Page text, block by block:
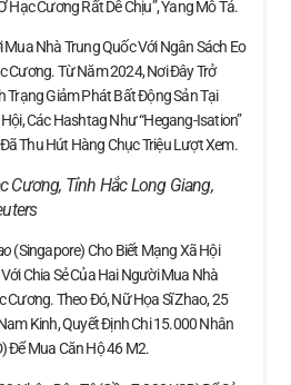
Hạc Cương Rất Dễ Chịu”, Yang Mô Tả.
Nhà Trung Quốc Với Ngân Sách Eo
Cương. Từ Năm 2024, Nơi Đây Trở
Trạng Giảm Phát Bất Động Sản Tại
Các Hashtag Như “Hegang-Isation”
Thu Hút Hàng Chục Triệu Lượt Xem.
Cương, Tỉnh Hắc Long Giang,
(Singapore) Cho Biết Mạng Xã Hội
Chia Sẻ Của Hai Người Mua Nhà
Cương. Theo Đó, Nữ Họa Sĩ Zhao, 25
Kinh, Quyết Định Chi 15.000 Nhân
Để Mua Căn Hộ 46 M2.